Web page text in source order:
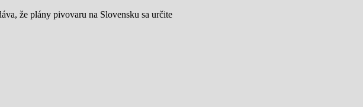
že plány pivovaru na Slovensku sa určite